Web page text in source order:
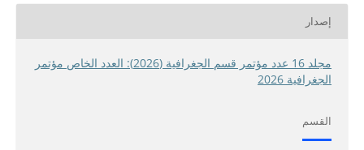
إصدار
مجلد 16 عدد مؤتمر قسم الجغرافية (2026): العدد الخاص مؤتمر
الجغرافية 2026
القسم